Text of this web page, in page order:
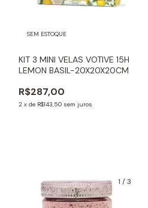
SEM ESTOQUE
KIT 3 MINI VELAS VOTIVE 15H
LEMON BASIL-20X20X20CM
R$287,00
2 x de R$143,50 sem juros
1 /3